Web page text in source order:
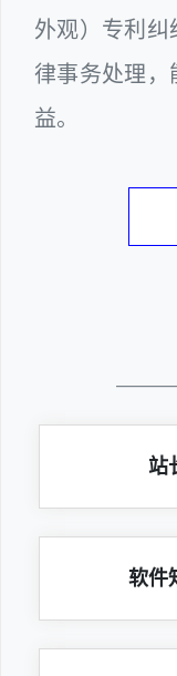
外观）专利
律事务处理
益。
————
站
软件